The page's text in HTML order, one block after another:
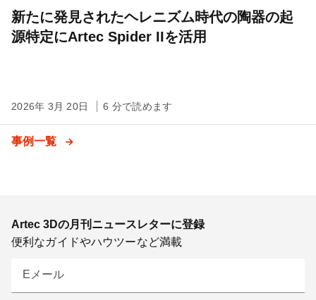
新たに発見されたヘレニズム時代の陶器の起
源特定にArtec Spider IIを活用
2026年 3月 20日 6 分で読めます
事例一覧
Artec 3Dの月刊ニュースレターに登録
便利なガイドやハウツーなど満載
Eメール